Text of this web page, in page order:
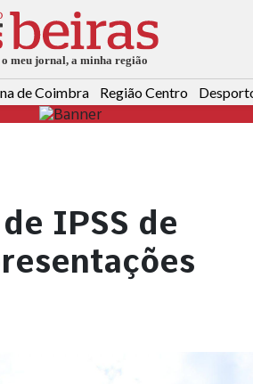
de Coimbra Região Centro
IPSS de